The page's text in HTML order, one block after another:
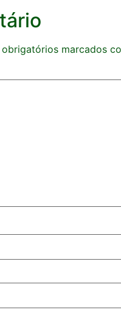
obrigatórios marcados